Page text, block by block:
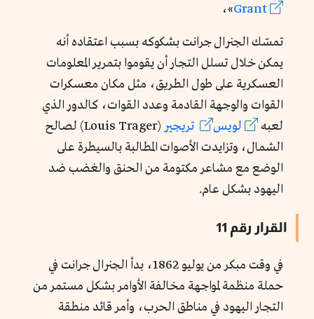
Grant»،
تمسّك الجنرال جرانت بشكوكه بسبب اعتقاده أنه
يمكن خلال تسلل التجار أن يقوموا بتمرير المعلومات
العسكرية على طول الطريق، مثل مكان معسكرات
القوات والوجهة القادمة وعدد القوات، كالدور الذي
لعبه
لويس تريجير
(Louis Trager) لصالح
الشمال، وتزايدت الأصوات المطالبة بالسيطرة على
الوضع مع مشاعر مكتومة من الحنق والغضب ضد
اليهود بشكل عام.
القرار رقم 11
في وقت مبكر من يوليو 1862، بدأ الجنرال جرانت في
حملة منظمة لمواجهة مخالفة الأوامر بشكل مستمر من
التجار اليهود في مناطق الحرب، وأمر قائد منطقة